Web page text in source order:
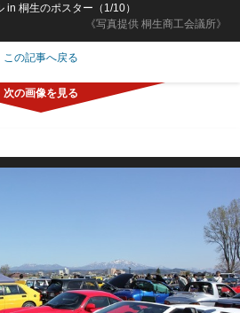
《写真提供 桐生商工会議所》
in 桐生のポスター（1/10）
この記事へ戻る